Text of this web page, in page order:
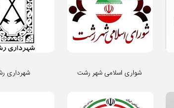
شهرداری شواری اسلامی شهر رشت